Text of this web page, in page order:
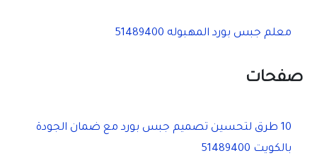
معلم جبس بورد المهبوله 51489400
صفحات
10 طرق لتحسين تصميم جبس بورد مع ضمان الجودة
بالكويت 51489400